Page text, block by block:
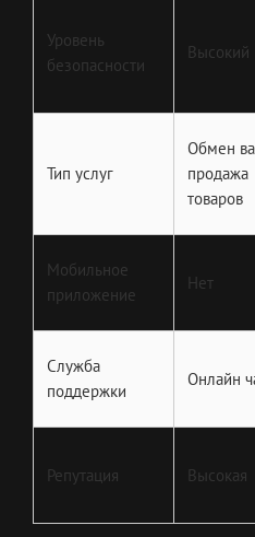
Уровень
безопасности
Высокий
Тип услуг
Обмен
продажа
товаров
Мобильное
приложение
Нет
Служба
поддержки
Онлайн
Репутация Высокая